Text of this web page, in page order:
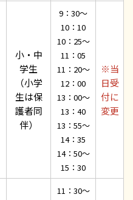
小・中
学生
（小学
生は保
護者同
伴）
9：30～
10：10
10：25～
11：05
11：20～
12：00
13：00～
13：40
13：55～
14：35
14：50～
15：30
※当
日受
付に
変更
11：30～